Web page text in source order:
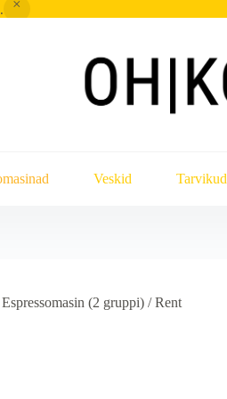
Veskid Tarvikud
(2 gruppi) / Rent